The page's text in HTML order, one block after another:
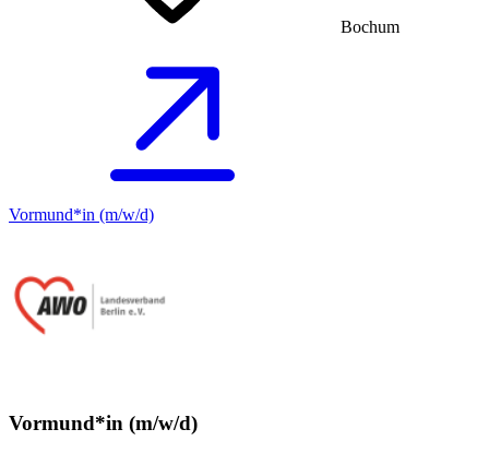
Bochum
Vormund*in (m/w/d)
Vormund*in (m/w/d)